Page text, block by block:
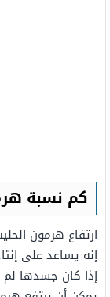
كم نسبة
ارتفاع هرمون
إنه يساعد على
إذا كان جسدها